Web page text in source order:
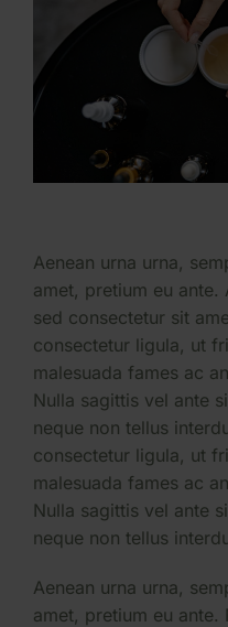
Aenean urna urna,
amet, pretium eu ante.
sed consectetur sit
consectetur ligula, ut
malesuada fames ac
Nulla sagittis vel ante
neque non tellus
consectetur ligula, ut
malesuada fames ac
Nulla sagittis vel ante
neque non tellus
Aenean urna urna,
amet, pretium eu ante.